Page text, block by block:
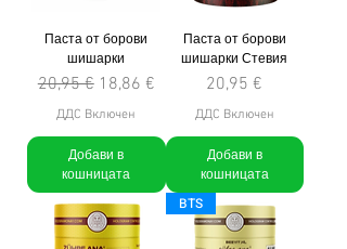
Паста от борови
шишарки
Редовна цена
20,95 € Продажна цена
18,86 €
ДДС Включен
Добави в
кошницата
Паста от борови
шишарки Стевия
Цена
20,95 €
ДДС Включен
Добави в
кошницата
BTS